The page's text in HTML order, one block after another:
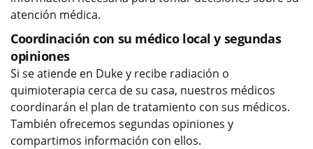
atención médica.
Coordinación con su médico local y segundas
opiniones
Si se atiende en Duke y recibe radiación o
quimioterapia cerca de su casa, nuestros médicos
coordinarán el plan de tratamiento con sus médicos.
También ofrecemos segundas opiniones y
compartimos información con ellos.